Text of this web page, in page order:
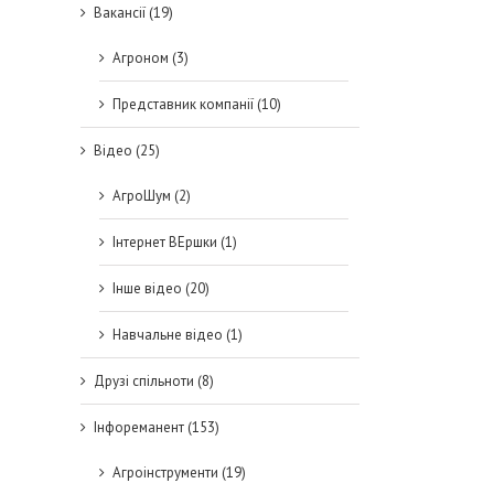
Вакансії (19)
Агроном (3)
Представник компанії (10)
Відео (25)
АгроШум (2)
Інтернет ВЕршки (1)
Інше відео (20)
Навчальне відео (1)
Друзі спільноти (8)
Інфореманент (153)
Агроінструменти (19)